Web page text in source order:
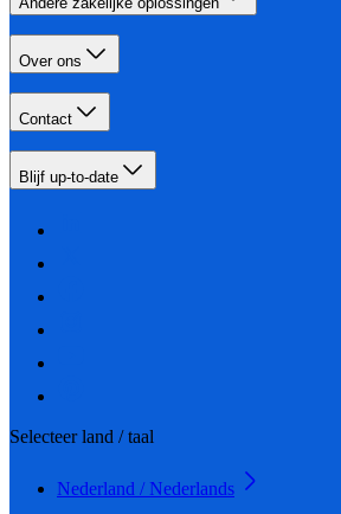
Over ons
Contact
Blijf up-to-date
Selecteer land / taal
Nederland / Nederlands